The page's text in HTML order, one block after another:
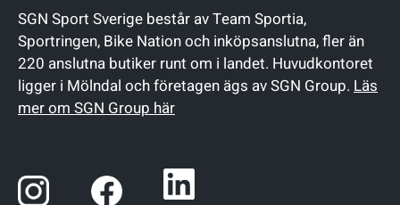
SGN Sport Sverige består av Team Sportia,
Sportringen, Bike Nation och inköpsanslutna, fler än
220 anslutna butiker runt om i landet. Huvudkontoret
ligger i Mölndal och företagen ägs av SGN Group. Läs
mer om SGN Group här